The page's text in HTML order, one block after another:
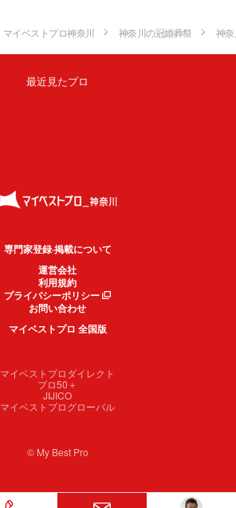
マイベストプロ神奈川 神奈川の冠婚葬祭 神
最近見たプロ
専門家登録·掲載について
運営会社
利用規約
プライバシーポリシー
お問い合わせ
マイベストプロ 全国版
マイベストプロダイレクト
プロ50＋
JIJICO
マイベストプログローバル
© My Best Pro